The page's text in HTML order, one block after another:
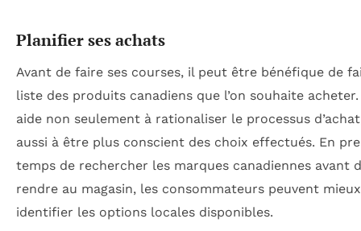
Planifier ses achats
Avant de faire ses courses, il peut être bénéfique de
liste des produits canadiens que l’on souhaite acheter.
aide non seulement à rationaliser le processus
aussi à être plus conscient des choix effectués. En
temps de rechercher les marques canadiennes avant
rendre au magasin, les consommateurs peuvent mieux
identifier les options locales disponibles.